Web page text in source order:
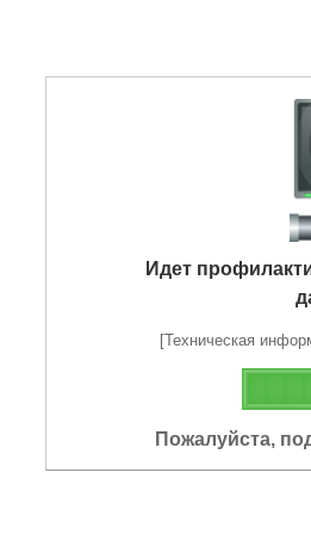
Идет
[Техническая
Пожалуйста,